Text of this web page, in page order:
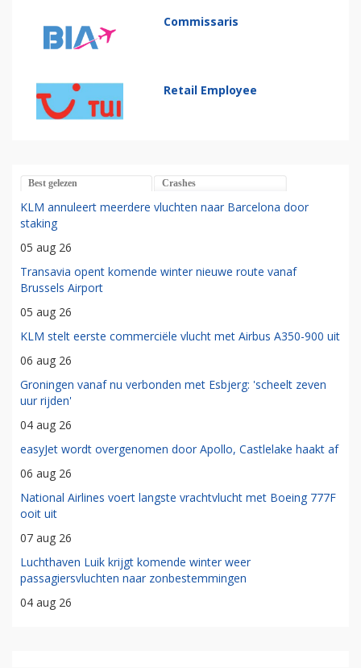
Commissaris
Retail Employee
Best gelezen Crashes
KLM annuleert meerdere vluchten naar Barcelona door
staking
05 aug 26
Transavia opent komende winter nieuwe route vanaf
Brussels Airport
05 aug 26
KLM stelt eerste commerciële vlucht met Airbus A350-900 uit
06 aug 26
Groningen vanaf nu verbonden met Esbjerg: 'scheelt zeven
uur rijden'
04 aug 26
easyJet wordt overgenomen door Apollo, Castlelake haakt af
06 aug 26
National Airlines voert langste vrachtvlucht met Boeing 777F
ooit uit
07 aug 26
Luchthaven Luik krijgt komende winter weer
passagiersvluchten naar zonbestemmingen
04 aug 26